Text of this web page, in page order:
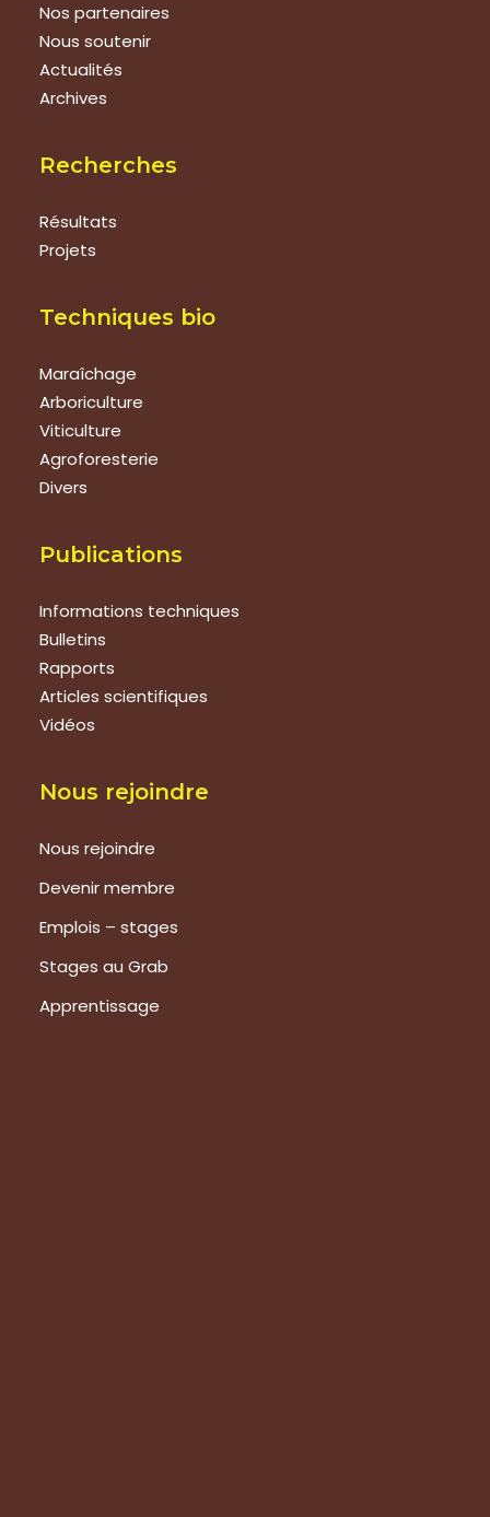
Nos partenaires
Nous soutenir
Actualités
Archives
Recherches
Résultats
Projets
Techniques bio
Maraîchage
Arboriculture
Viticulture
Agroforesterie
Divers
Publications
Informations techniques
Bulletins
Rapports
Articles scientifiques
Vidéos
Nous rejoindre
Nous rejoindre
Devenir membre
Emplois – stages
Stages au Grab
Apprentissage